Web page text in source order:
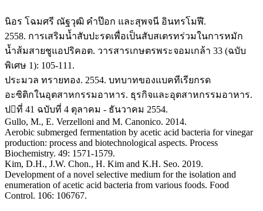
นิอร โฉมศรี ณัฐวุฒิ คำป๊อก และสุพจนี อินทรโมฬี.
2558. การเสริมน้ำสับปะรดเพื่อเป็นสับสเตรทร่วมในการหมัก
น้ำส้มสายชูแอปริคอต. วารสารเกษตรพระจอมเกล้า 33 (ฉบับ
พิเศษ 1): 105-111.
ประมวล ทรายทอง. 2554. บทบาทของแบคทีเรียกรด
อะซิติกในอุตสาหกรรมอาหาร. ธุรกิจและอุตสาหกรรมอาหาร.
ปที่ 41 ฉบับที่ 4 ตุลาคม - ธันวาคม 2554.
Gullo, M., E. Verzelloni and M. Canonico. 2014.
Aerobic submerged fermentation by acetic acid bacteria for vinegar
production: process and biotechnological aspects. Process
Biochemistry. 49: 1571-1579.
Kim, D.H., J.W. Chon., H. Kim and K.H. Seo. 2019.
Development of a novel selective medium for the isolation and
enumeration of acetic acid bacteria from various foods. Food
Control. 106: 106767.